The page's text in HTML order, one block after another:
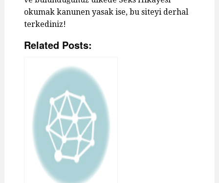
okumak kanunen yasak ise, bu siteyi derhal
terkediniz!
Related Posts: